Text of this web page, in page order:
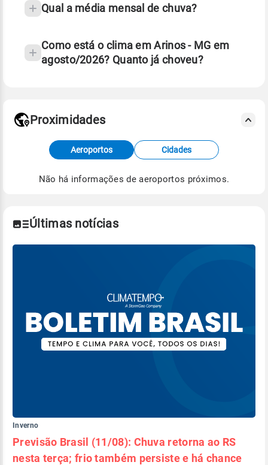
Qual a média mensal de chuva?
Como está o clima em Arinos - MG em
agosto/2026? Quanto já choveu?
Fonte: dados combinados de estações
meteorológicas e satélite do Centro de Previsão
de Tempo e Estudos Climáticos (CPTEC).
Proximidades
Aeroportos Cidades
Não há informações de aeroportos próximos.
Últimas notícias
Inverno
Previsão Brasil (11/08): Chuva retorna ao RS
nesta terça; frio também persiste e há chance